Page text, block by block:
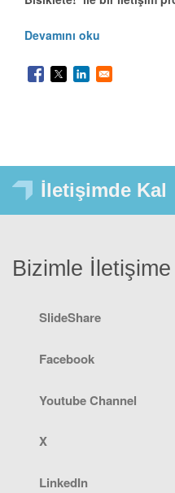
Devamını oku
İletişimde Kal
Bizimle
SlideShare
Facebook
Youtube Channel
X
LinkedIn